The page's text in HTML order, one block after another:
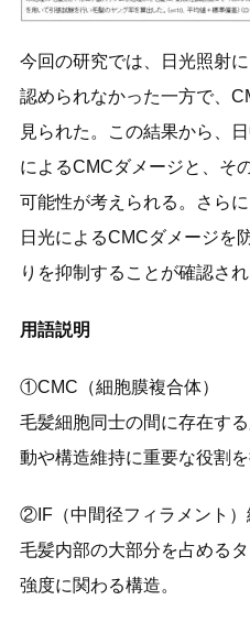
今回の研究では、日光照射
認められなかった一方で、
見られた。この結果から、
によるCMCダメージと、そ
可能性が考えられる。さら
日光によるCMCダメージを
りを抑制することが確認され
用語説明
①CMC（細胞膜複合体）
毛髪細胞同士の間に存在す
動や構造維持に重要な役割を
②IF（中間径フィラメント）
毛髪内部の大部分を占める
強度に関わる構造。